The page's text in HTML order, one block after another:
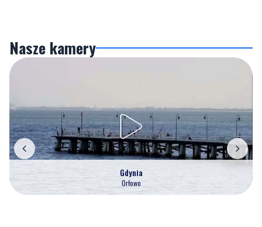
Nasze kamery
Gdynia
Orłowo